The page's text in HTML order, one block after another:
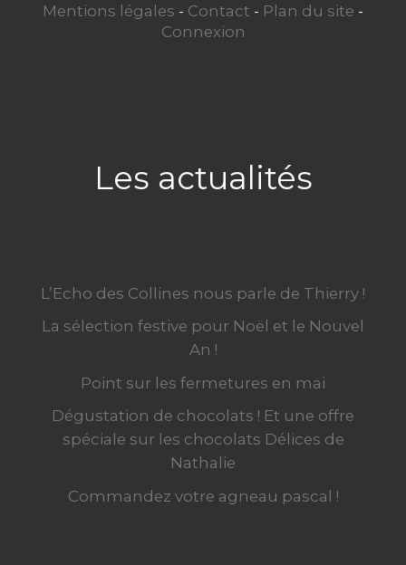
Mentions légales - Contact - Plan du site -
Connexion
Les actualités
L’Echo des Collines nous parle de Thierry !
La sélection festive pour Noël et le Nouvel
An !
Point sur les fermetures en mai
Dégustation de chocolats ! Et une offre
spéciale sur les chocolats Délices de
Nathalie
Commandez votre agneau pascal !